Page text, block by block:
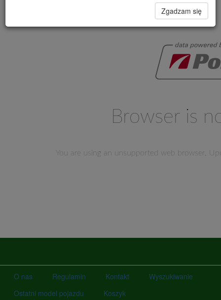
Zgadzam się
Filia Lublin 0
Polcar
O nas Regulamin Kontakt
Wyszukiwanie
Ostatni model pojazdu
Koszyk